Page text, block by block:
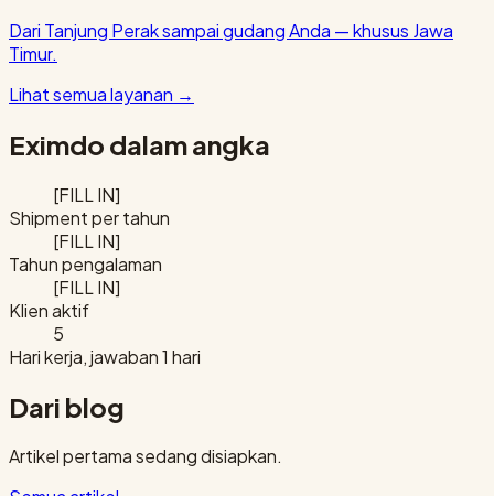
Dari Tanjung Perak sampai gudang Anda — khusus Jawa
Timur.
Lihat semua layanan →
Eximdo dalam angka
[FILL IN]
Shipment per tahun
[FILL IN]
Tahun pengalaman
[FILL IN]
Klien aktif
5
Hari kerja, jawaban 1 hari
Dari blog
Artikel pertama sedang disiapkan.